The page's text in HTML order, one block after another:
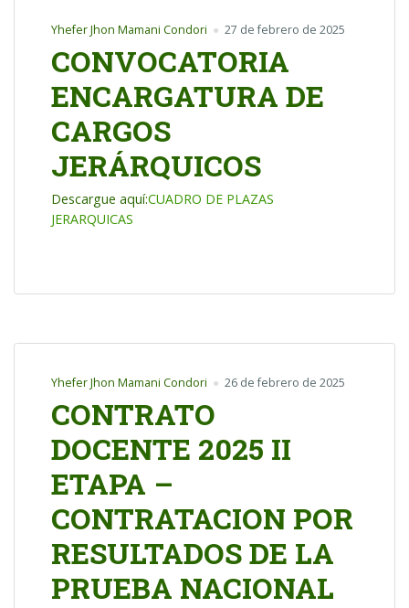
Yhefer Jhon Mamani Condori 27 de febrero de 2025
CONVOCATORIA
ENCARGATURA DE
CARGOS
JERÁRQUICOS
Descargue aquí:CUADRO DE PLAZAS
JERARQUICAS
Yhefer Jhon Mamani Condori 26 de febrero de 2025
CONTRATO
DOCENTE 2025 II
ETAPA –
CONTRATACION POR
RESULTADOS DE LA
PRUEBA NACIONAL